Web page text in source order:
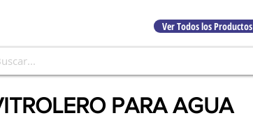
PARA AGUA
Ver Todos los Productos